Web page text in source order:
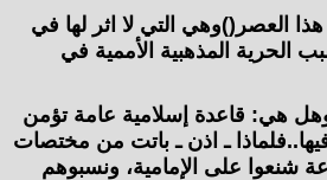
العصر()وهي التي لا اثر لها في
الحرية المذهبية الأممية في
هي: قاعدة إسلامية عامة تؤمن
ـ اذن ـ باتت من مختصات
شنعوا على الإمامية، ونسبوهم